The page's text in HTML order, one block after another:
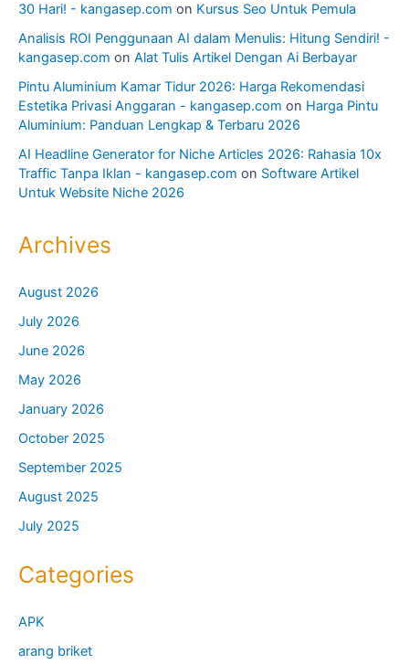
30 Hari! - kangasep.com on Kursus Seo Untuk Pemula
Analisis ROI Penggunaan AI dalam Menulis: Hitung Sendiri! -
kangasep.com on Alat Tulis Artikel Dengan Ai Berbayar
Pintu Aluminium Kamar Tidur 2026: Harga Rekomendasi
Estetika Privasi Anggaran - kangasep.com on Harga Pintu
Aluminium: Panduan Lengkap & Terbaru 2026
AI Headline Generator for Niche Articles 2026: Rahasia 10x
Traffic Tanpa Iklan - kangasep.com on Software Artikel
Untuk Website Niche 2026
Archives
August 2026
July 2026
June 2026
May 2026
January 2026
October 2025
September 2025
August 2025
July 2025
Categories
APK
arang briket